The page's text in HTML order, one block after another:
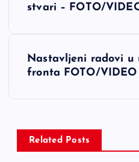
c
stvari – FOTO/
Nastavljeni radovi u
fronta FOTO/VIDEO
Related Posts